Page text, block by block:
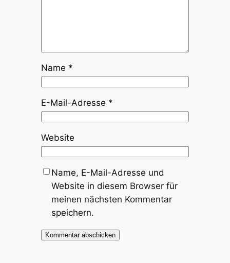
Name *
E-Mail-Adresse *
Website
Name, E-Mail-Adresse und
Website in diesem Browser für
meinen nächsten Kommentar
speichern.